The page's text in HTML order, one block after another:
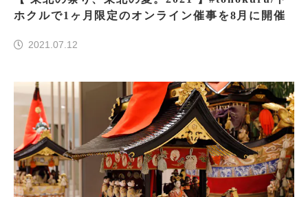
ホクルで1ヶ月限定のオンライン催事を8月に開催
2021.07.12